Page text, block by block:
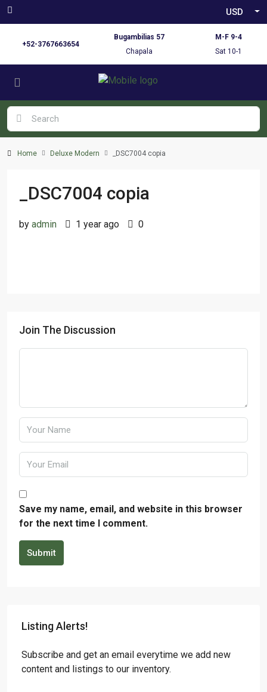
USD
+52-3767663654
Bugambilias 57
Chapala
M-F 9-4
Sat 10-1
Home Deluxe Modern _DSC7004 copia
_DSC7004 copia
by admin 1 year ago 0
Join The Discussion
Save my name, email, and website in this browser
for the next time I comment.
Submit
Listing Alerts!
Subscribe and get an email everytime we add new
content and listings to our inventory.